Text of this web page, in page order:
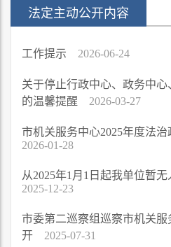
法定主动公开内容
工作提示 2026-06-24
关于停止行政中心、政务中
的温馨提醒
2026-03-27
市机关服务中心2025年度法
2026-01-28
从2025年1月1日起我单位暂
2025-12-23
市委第二巡察组巡察市机关
开
2025-07-31